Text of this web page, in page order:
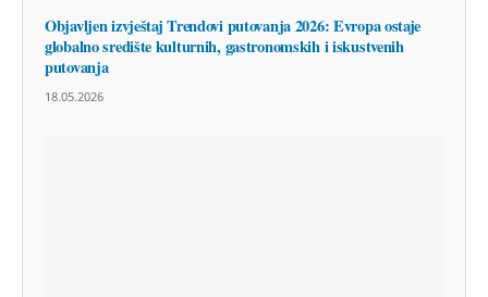
Objavljen izvještaj Trendovi putovanja 2026: Evropa ostaje
globalno središte kulturnih, gastronomskih i iskustvenih
putovanja
18.05.2026